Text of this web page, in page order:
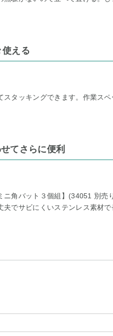
える
タッキングできます。作業スペ
てさらに便利
角バット３個組】(34051 別売
でサビにくいステンレス素材で